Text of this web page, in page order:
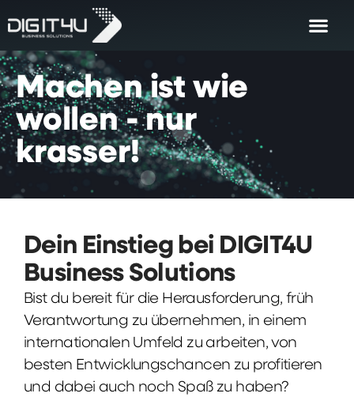
Machen ist wie
wollen - nur
krasser!
Dein Einstieg bei DIGIT4U
Business Solutions
Bist du bereit für die Herausforderung, früh
Verantwortung zu übernehmen, in einem
internationalen Umfeld zu arbeiten, von
besten Entwicklungschancen zu profitieren
und dabei auch noch Spaß zu haben?